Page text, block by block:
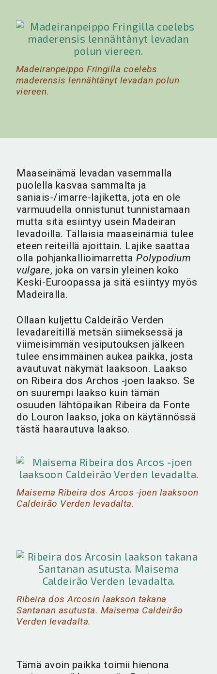
Madeiranpeippo Fringilla coelebs
maderensis lennähtänyt levadan polun
viereen.
Maaseinämä levadan vasemmalla
puolella kasvaa sammalta ja
saniais-/imarre-lajiketta, jota en ole
varmuudella onnistunut tunnistamaan
mutta sitä esiintyy usein Madeiran
levadoilla. Tällaisia maaseinämiä tulee
eteen reiteillä ajoittain. Lajike saattaa
olla pohjankallioimarrettaPolypodium
vulgare, joka on varsin yleinen koko
Keski-Euroopassa ja sitä esiintyy myös
Madeiralla.
Ollaan kuljettu Caldeirão Verden
levadareitillä metsän siimeksessä ja
viimeisimmän vesiputouksen jälkeen
tulee ensimmäinen aukea paikka, josta
avautuvat näkymät laaksoon. Laakso
on Ribeira dos Archos -joen laakso. Se
on suurempi laakso kuin tämän
osuuden lähtöpaikan Ribeira da Fonte
do Louron laakso, joka on käytännössä
tästä haarautuva laakso.
Maisema Ribeira dos Arcos -joen laaksoon
Caldeirão Verden levadalta.
Ribeira dos Arcosin laakson takana
Santanan asutusta. Maisema Caldeirão
Verden levadalta.
Tämä avoin paikka toimii hienona